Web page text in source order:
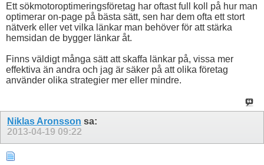
Ett sökmotoroptimeringsföretag har oftast full koll på hur man
optimerar on-page på bästa sätt, sen har dem ofta ett stort
nätverk eller vet vilka länkar man behöver för att stärka
hemsidan de bygger länkar åt.
Finns väldigt många sätt att skaffa länkar på, vissa mer
effektiva än andra och jag är säker på att olika företag
använder olika strategier mer eller mindre.
Niklas Aronsson sa:
2013-04-19 09:22